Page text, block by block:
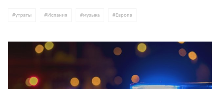
#утраты # Испания #музыка # Европа